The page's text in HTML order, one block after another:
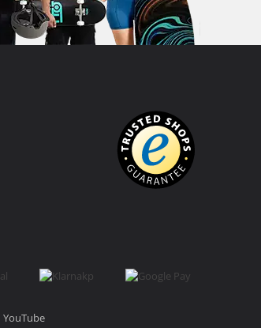
YouTube